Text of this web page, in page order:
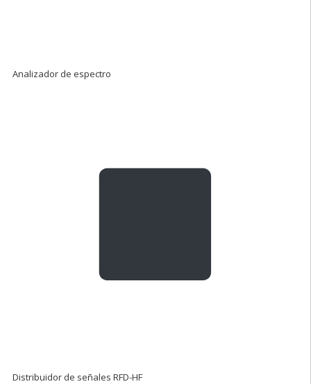
Analizador de espectro
Distribuidor de señales RFD-HF